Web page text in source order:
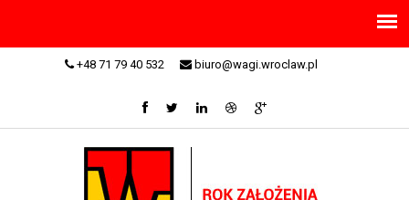
+48 71 79 40 532 biuro@wagi.wroclaw.pl